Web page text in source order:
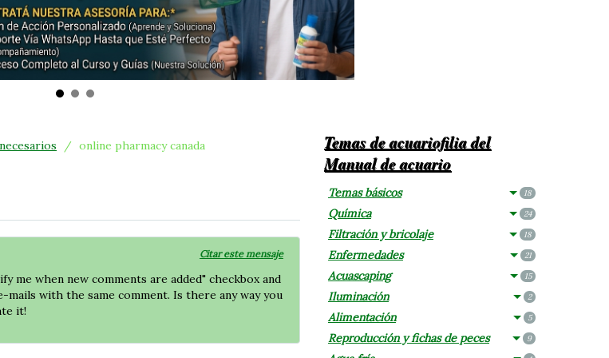
/ online pharmacy canada
Citar este mensaje
me when new comments are added" checkbox and
with the same comment. Is there any way you
it!
Temas de acuariofilia del
Manual de acuario
Temas básicos 18
Química 24
Filtración y bricolaje 18
Enfermedades 21
Acuascaping 15
Iluminación 2
Alimentación 5
Reproducción y fichas de peces 9